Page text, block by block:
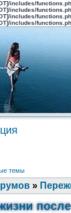
includes/
includes/
includes/
includes/
темы
»